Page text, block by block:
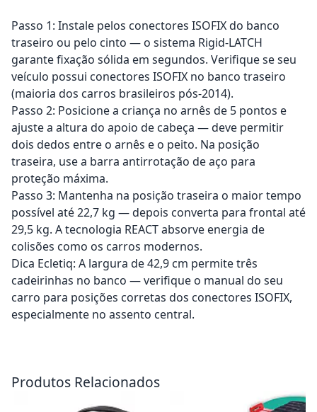
Passo 1: Instale pelos conectores ISOFIX do banco
traseiro ou pelo cinto — o sistema Rigid-LATCH
garante fixação sólida em segundos. Verifique se seu
veículo possui conectores ISOFIX no banco traseiro
(maioria dos carros brasileiros pós-2014).
Passo 2: Posicione a criança no arnês de 5 pontos e
ajuste a altura do apoio de cabeça — deve permitir
dois dedos entre o arnês e o peito. Na posição
traseira, use a barra antirrotação de aço para
proteção máxima.
Passo 3: Mantenha na posição traseira o maior tempo
possível até 22,7 kg — depois converta para frontal até
29,5 kg. A tecnologia REACT absorve energia de
colisões como os carros modernos.
Dica Ecletiq: A largura de 42,9 cm permite três
cadeirinhas no banco — verifique o manual do seu
carro para posições corretas dos conectores ISOFIX,
especialmente no assento central.
Produtos Relacionados